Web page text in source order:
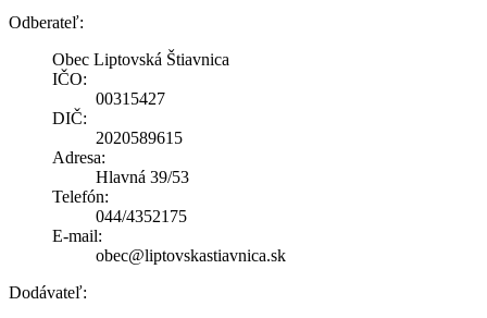
Odberateľ:
Obec Liptovská Štiavnica
IČO:
00315427
DIČ:
2020589615
Adresa:
Hlavná 39/53
Telefón:
044/4352175
E-mail:
obec@liptovskastiavnica.sk
Dodávateľ: